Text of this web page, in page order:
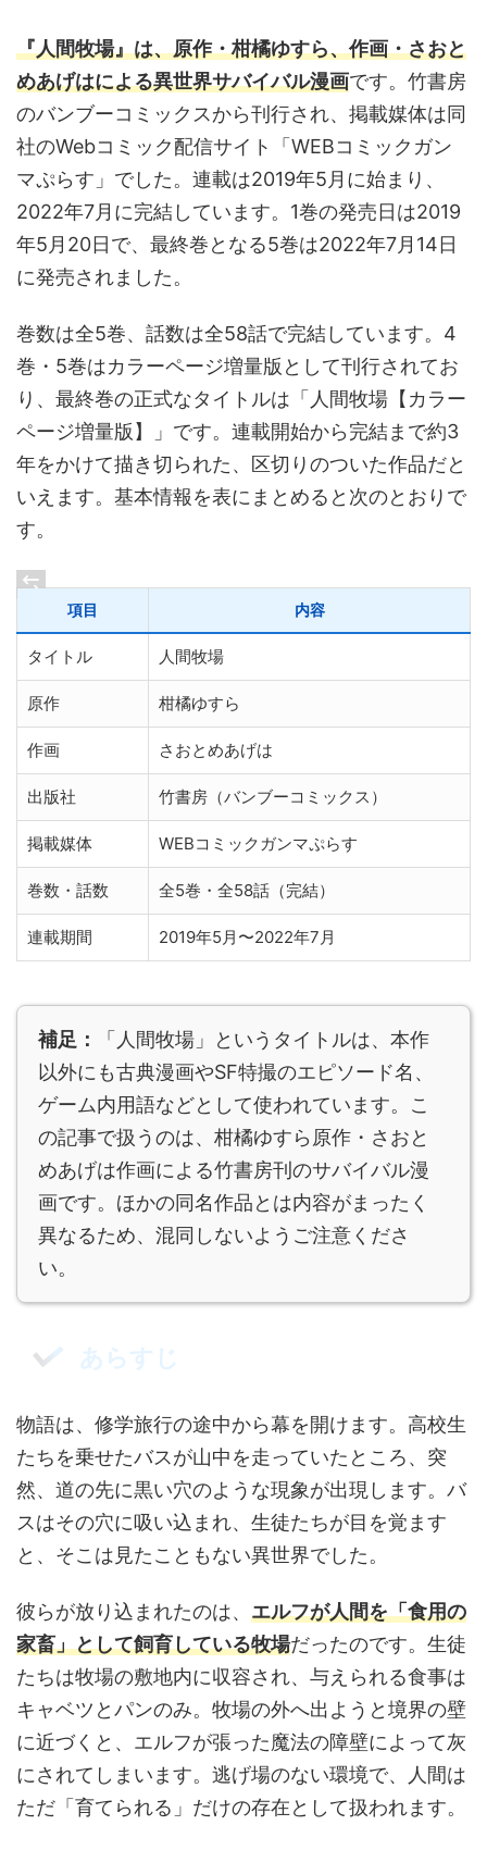
『人間牧場』は、原作・柑橘ゆすら、作画・さおと
めあげはによる異世界サバイバル漫画です。竹書房
のバンブーコミックスから刊行され、掲載媒体は同
社のWebコミック配信サイト「WEBコミックガン
マぷらす」でした。連載は2019年5月に始まり、
2022年7月に完結しています。1巻の発売日は2019
年5月20日で、最終巻となる5巻は2022年7月14日
に発売されました。
巻数は全5巻、話数は全58話で完結しています。4
巻・5巻はカラーページ増量版として刊行されてお
り、最終巻の正式なタイトルは「人間牧場【カラー
ページ増量版】」です。連載開始から完結まで約3
年をかけて描き切られた、区切りのついた作品だと
いえます。基本情報を表にまとめると次のとおりで
す。
項目 内容
タイトル 人間牧場
原作 柑橘ゆすら
作画 さおとめあげは
出版社 竹書房（バンブーコミックス）
掲載媒体 WEBコミックガンマぷらす
巻数・話数 全5巻・全58話（完結）
連載期間 2019年5月〜2022年7月
補足：
「人間牧場」というタイトルは、本作
以外にも古典漫画やSF特撮のエピソード名、
ゲーム内用語などとして使われています。こ
の記事で扱うのは、柑橘ゆすら原作・さおと
めあげは作画による竹書房刊のサバイバル漫
画です。ほかの同名作品とは内容がまったく
異なるため、混同しないようご注意くださ
い。
あらすじ
物語は、修学旅行の途中から幕を開けます。高校生
たちを乗せたバスが山中を走っていたところ、突
然、道の先に黒い穴のような現象が出現します。バ
スはその穴に吸い込まれ、生徒たちが目を覚ます
と、そこは見たこともない異世界でした。
彼らが放り込まれたのは、 エルフが人間を「食用の
家畜」として飼育している牧場だったのです。生徒
たちは牧場の敷地内に収容され、与えられる食事は
キャベツとパンのみ。牧場の外へ出ようと境界の壁
に近づくと、エルフが張った魔法の障壁によって灰
にされてしまいます。逃げ場のない環境で、人間は
ただ「育てられる」だけの存在として扱われます。